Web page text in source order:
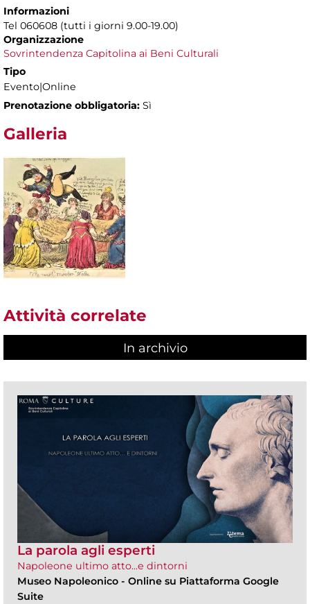
Informazioni
Tel 060608 (tutti i giorni 9.00-19.00)
Organizzazione
Sovrintendenza Capitolina ai Beni Culturali
Tipo
Evento|Online
Prenotazione obbligatoria: Sì
Galleria
Attività correlate
In archivio
La parola agli esperti
Napoleone ultimo atto...e dintorni
Museo Napoleonico - Online su Piattaforma Google
Suite